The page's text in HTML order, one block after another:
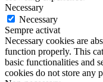
Necessary
Necessary
Sempre activat
Necessary cookies are
function properly. This
basic functionalities and
cookies do not store any